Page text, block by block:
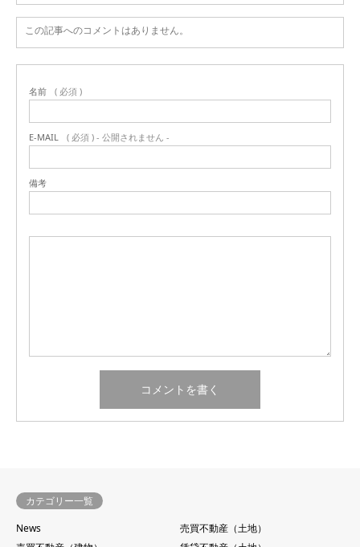
この記事へのコメントはありません。
名前 ( 必須 )
E-MAIL ( 必須 ) - 公開されません -
備考
カテゴリー一覧
News
売買不動産（土地）